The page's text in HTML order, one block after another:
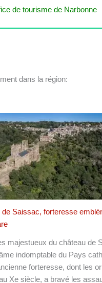
de tourisme de Narbonne
dans la région:
de Saissac, forteresse
majestueux du château de
indomptable du Pays
forteresse, dont les
Xe siècle, a bravé les